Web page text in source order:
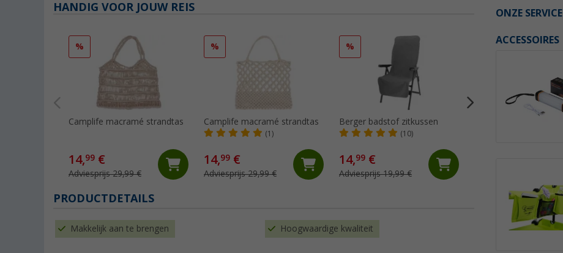
ONZE SERVICE
ACCESSOIRES
HANDIG VOOR JOUW REIS
%
Camplife macramé strandtas
14,99 €
Adviesprijs 29,99 €
%
Camplife macramé strandtas
(1)
14,99 €
Adviesprijs 29,99 €
%
Berger badstof zitkussen
(10)
14,99 €
Adviesprijs 19,99 €
PRODUCTDETAILS
Makkelijk aan te brengen Hoogwaardige kwaliteit